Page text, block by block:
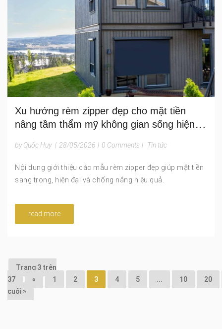
Xu hướng rèm zipper đẹp cho mặt tiền
nâng tầm thẩm mỹ không gian sống hiện
by Quốc Huy | 28/05/2026 | 0 Comments | Tin tức
Nội dung giới thiệu các mẫu rèm zipper đẹp giúp mặt tiền
sang trọng, hiện đại và chống nắng hiệu quả.
read more
Trang 3 trên
37
« 1 2 3 4 5 ... 10
20
cuối »